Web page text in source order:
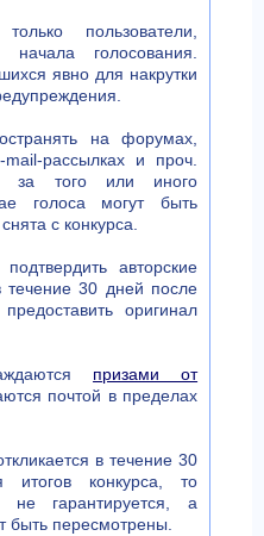
пользователи,
начала голосования.
явно для накрутки
на форумах,
рассылках и проч.
за того или иного
голоса могут быть
с конкурса.
авторские
30 дней после
оригинал
призами от
почтой в пределах
в течение 30
итогов конкурса, то
не гарантируется, а
быть пересмотрены.